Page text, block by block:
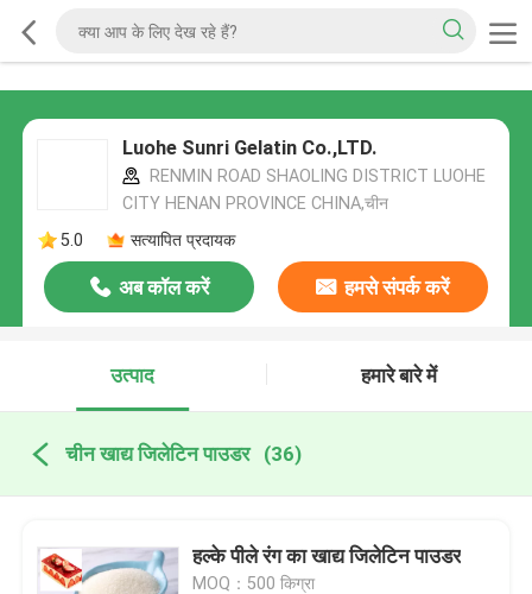
Luohe Sunri Gelatin Co.,LTD.
RENMIN ROAD SHAOLING DISTRICT LUOHE
CITY HENAN PROVINCE CHINA,चीन
5.0
सत्यापित प्रदायक
अब कॉल करें हमसे संपर्क करें
उत्पाद हमारे बारे में
चीन खाद्य जिलेटिन पाउडर (36)
हल्के पीले रंग का खाद्य जिलेटिन पाउडर
MOQ：500 किग्रा